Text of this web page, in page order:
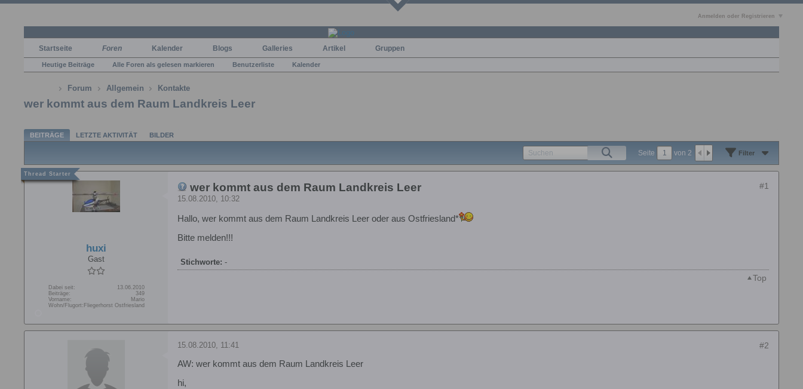
Anmelden oder Registrieren
Startseite Foren Kalender Blogs Galleries Artikel Gruppen
Heutige Beiträge Alle Foren als gelesen markieren Benutzerliste Kalender
Forum Allgemein Kontakte
wer kommt aus dem Raum Landkreis Leer
BEITRÄGE LETZTE AKTIVITÄT BILDER
Seite von 2 Filter
huxi
Gast
Dabei seit:
13.06.2010
Beiträge:
349
Vorname:
Mario
Wohn/Flugort: Fliegerhorst Ostfriesland
#1
wer kommt aus dem Raum Landkreis Leer
15.08.2010, 10:32
Hallo, wer kommt aus dem Raum Landkreis Leer oder aus Ostfriesland*
Bitte melden!!!
Stichworte: -
Top
#2
15.08.2010, 11:41
AW: wer kommt aus dem Raum Landkreis Leer
hi,